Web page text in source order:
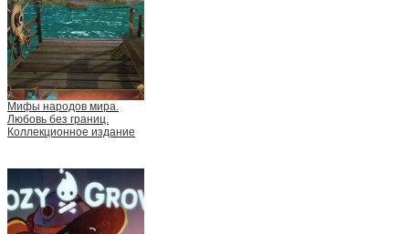
Мифы народов мира.
Любовь без границ.
Коллекционное издание